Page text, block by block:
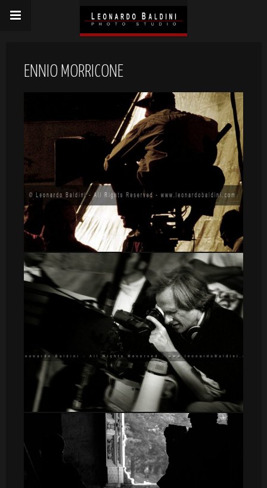
ENNIO MORRICONE